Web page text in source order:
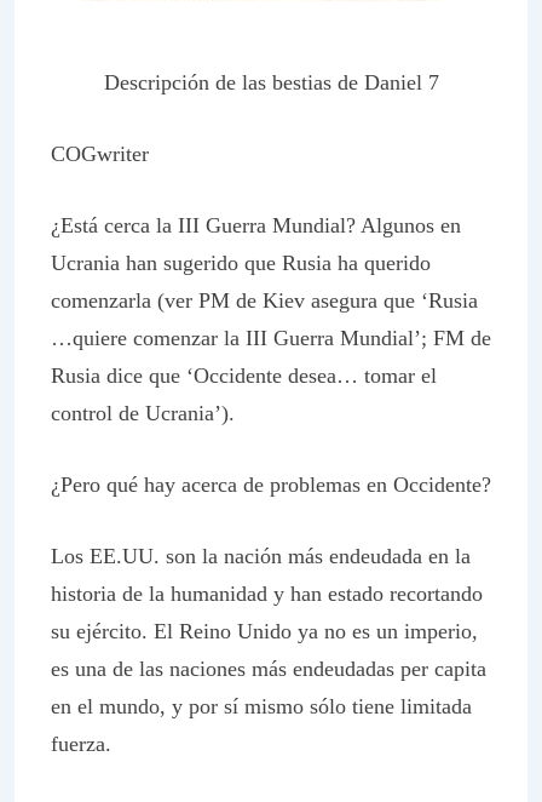
Descripción de las bestias de Daniel 7
COGwriter
¿Está cerca la III Guerra Mundial? Algunos en
Ucrania han sugerido que Rusia ha querido
comenzarla (ver PM de Kiev asegura que ‘Rusia
…quiere comenzar la III Guerra Mundial’; FM de
Rusia dice que ‘Occidente desea… tomar el
control de Ucrania’).
¿Pero qué hay acerca de problemas en Occidente?
Los EE.UU. son la nación más endeudada en la
historia de la humanidad y han estado recortando
su ejército. El Reino Unido ya no es un imperio,
es una de las naciones más endeudadas per capita
en el mundo, y por sí mismo sólo tiene limitada
fuerza.